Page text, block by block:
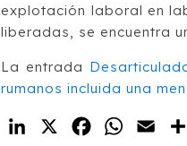
explotación laboral en
liberadas, se encuentra
La entrada
rumanos incluida una
LinkedIn
X Facebook